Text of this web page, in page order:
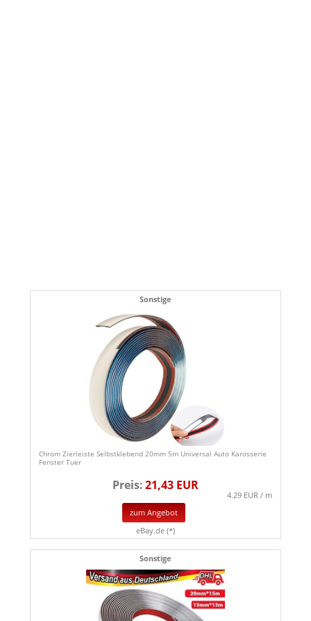
Sonstige
Chrom Zierleiste Selbstklebend 20mm 5m Universal Auto Karosserie
Fenster Tuer
Preis:21,43 EUR
4.29 EUR / m
zum Angebot
eBay.de (*)
Sonstige